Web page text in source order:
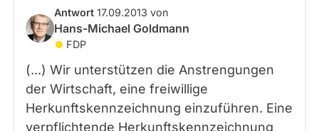
abgeordnetenwatch
befragt
werden.
Antwort 17.09.2013 von
Hans-Michael Goldmann
FDP
(...) Wir unterstützen die Anstrengungen
der Wirtschaft, eine freiwillige
Herkunftskennzeichnung einzuführen. Eine
verpflichtende Herkunftskennzeichnung